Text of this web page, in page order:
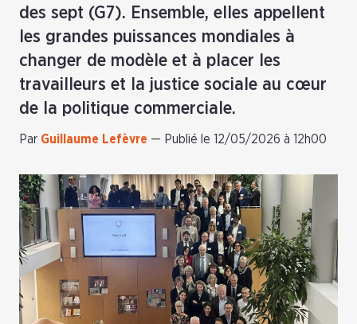
des sept (G7). Ensemble, elles appellent
les grandes puissances mondiales à
changer de modèle et à placer les
travailleurs et la justice sociale au cœur
de la politique commerciale.
Par Guillaume Lefèvre — Publié le 12/05/2026 à 12h00